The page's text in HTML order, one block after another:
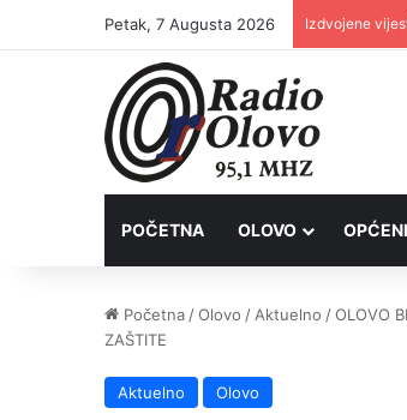
Petak, 7 Augusta 2026 Izdvojene
POČETNA OLOVO
Početna /Olovo / Aktuelno /OLOVO
ZAŠTITE
Aktuelno Olovo